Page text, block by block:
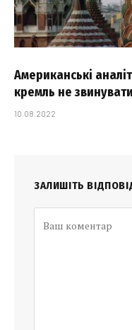
Американські
кремль не
10.08.2022
ЗАЛИШІТЬ